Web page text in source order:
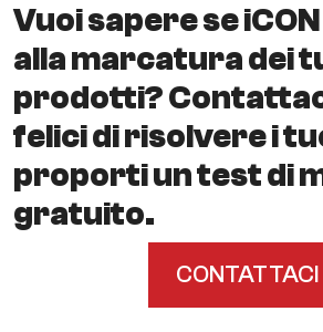
Vuoi sapere se
alla marcatura dei
prodotti?
felici di risolvere i
proporti un test di
gratuito.
CONTATTACI